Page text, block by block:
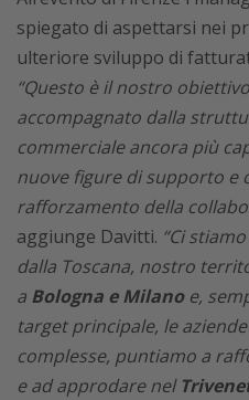
spiegato di aspettarsi nei
ulteriore sviluppo di
“Questo è il nostro
accompagnato dalla
commerciale ancora più
nuove figure di supporto e
rafforzamento della
aggiunge Davitti. “Ci
dalla Toscana, nostro
a Bologna e Milanoe,
target principale, le
complesse, puntiamo a
e ad approdare nel